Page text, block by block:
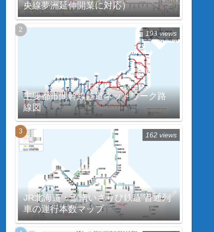
央線夢洲延伸開業に対応）
主要都市間幹線鉄道ネットワーク路
線図
193 views
JR北海道・道南いさりび鉄道 普通列
車の運行本数マップ
162 views